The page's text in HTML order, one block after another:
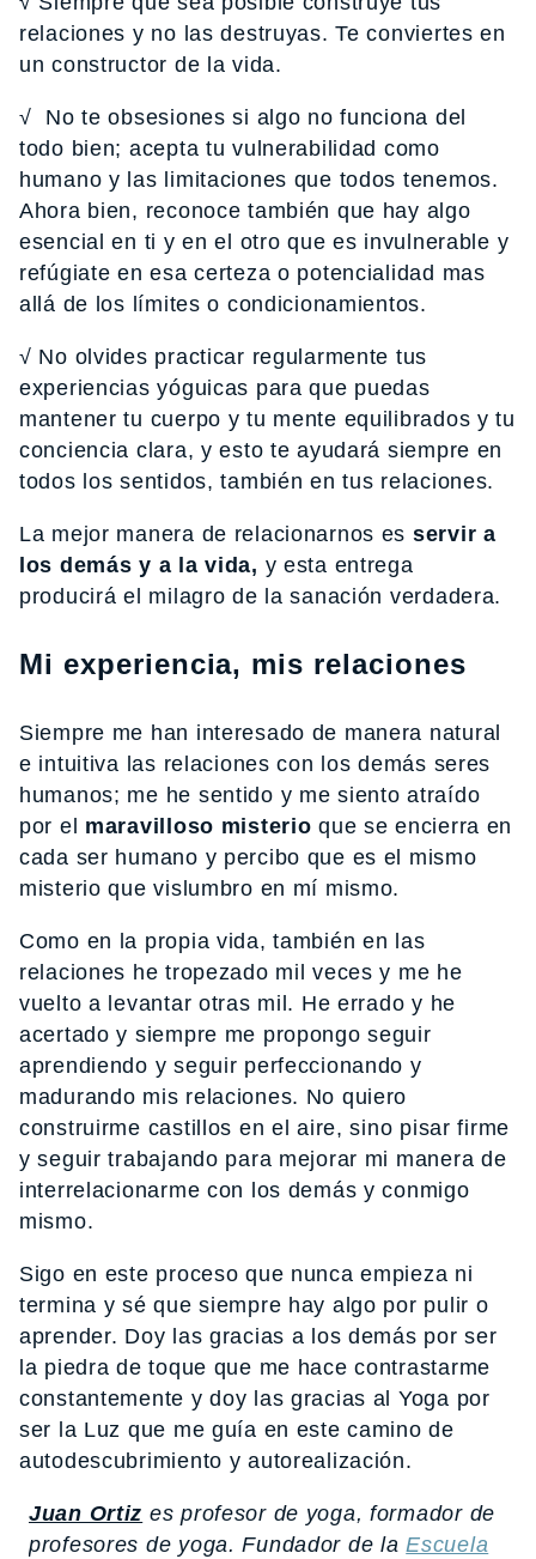
relaciones y no las destruyas. Te conviertes en
un constructor de la vida.
√ No te obsesiones si algo no funciona del
todo bien; acepta tu vulnerabilidad como
humano y las limitaciones que todos tenemos.
Ahora bien, reconoce también que hay algo
esencial en ti y en el otro que es invulnerable y
refúgiate en esa certeza o potencialidad mas
allá de los límites o condicionamientos.
√ No olvides practicar regularmente tus
experiencias yóguicas para que puedas
mantener tu cuerpo y tu mente equilibrados y tu
conciencia clara, y esto te ayudará siempre en
todos los sentidos, también en tus relaciones.
La mejor manera de relacionarnos es servir a
los demás y a la vida, y esta entrega
producirá el milagro de la sanación verdadera.
Mi experiencia, mis relaciones
Siempre me han interesado de manera natural
e intuitiva las relaciones con los demás seres
humanos; me he sentido y me siento atraído
por el maravilloso misterio que se encierra en
cada ser humano y percibo que es el mismo
misterio que vislumbro en mí mismo.
Como en la propia vida, también en las
relaciones he tropezado mil veces y me he
vuelto a levantar otras mil. He errado y he
acertado y siempre me propongo seguir
aprendiendo y seguir perfeccionando y
madurando mis relaciones. No quiero
construirme castillos en el aire, sino pisar firme
y seguir trabajando para mejorar mi manera de
interrelacionarme con los demás y conmigo
mismo.
Sigo en este proceso que nunca empieza ni
termina y sé que siempre hay algo por pulir o
aprender. Doy las gracias a los demás por ser
la piedra de toque que me hace contrastarme
constantemente y doy las gracias al Yoga por
ser la Luz que me guía en este camino de
autodescubrimiento y autorealización.
Juan Ortiz es profesor de yoga, formador de
profesores de yoga. Fundador de laEscuela